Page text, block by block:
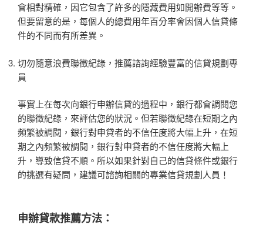
會相對精確，因它包含了許多的隱藏費用如開辦費等等。
但要留意的是，每個人的總費用年百分率會因個人信貸條
件的不同而有所差異。
切勿隨意浪費聯徵紀錄，推薦諮詢經驗豐富的信貸規劃專
員
事實上在每次向銀行申辦信貸的過程中，銀行都會調閱您
的聯徵紀錄，來評估您的狀況。但若聯徵紀錄在短期之內
頻繁被調閱，銀行對申貸者的不信任度將大幅上升，在短
期之內頻繁被調閱，銀行對申貸者的不信任度將大幅上
升，導致信貸不順。所以如果針對自己的信貸條件或銀行
的挑選有疑問，建議可諮詢相關的專業信貸規劃人員！
申辦貸款推薦方法：